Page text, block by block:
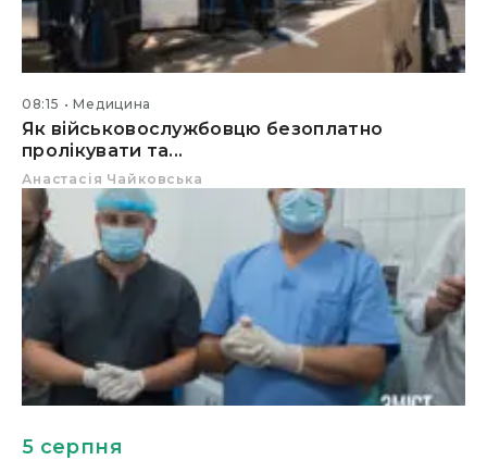
08:15 Медицина
Як військовослужбовцю безоплатно
пролікувати та...
Анастасія Чайковська
5 серпня